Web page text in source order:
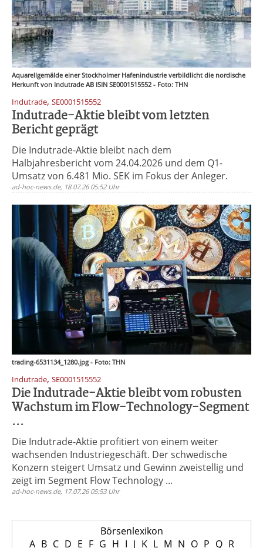
Aquarellgemälde einer Stockholmer Hafenindustrie verbildlicht die nordische
Herkunft von Indutrade AB ISIN SE0001515552 - Foto: THN
Indutrade, SE0001515552
Indutrade-Aktie bleibt vom letzten
Bericht geprägt
Die Indutrade-Aktie bleibt nach dem
Halbjahresbericht vom 24.04.2026 und dem Q1-
Umsatz von 6.481 Mio. SEK im Fokus der Anleger.
ad-hoc-news.de, 18.07.26 05:52 Uhr
trading-6531134_1280.jpg - Foto: THN
Indutrade, SE0001515552
Die Indutrade-Aktie bleibt vom robusten
Wachstum im Flow-Technology-Segment
...
Die Indutrade-Aktie profitiert von einem weiter
wachsenden Industriegeschäft. Der schwedische
Konzern steigert Umsatz und Gewinn zweistellig und
zeigt im Segment Flow Technology ...
ad-hoc-news.de, 17.07.26 05:53 Uhr
Börsenlexikon
A B C D E F G H I J K L M N O P Q R